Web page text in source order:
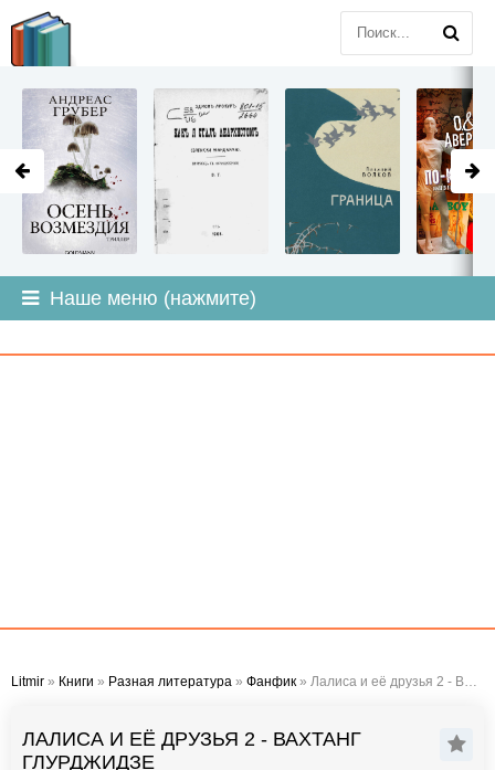
Наше меню (нажмите)
Litmir » Книги » Разная литература » Фанфик » Лалиса и её друзья 2 - Вахтанг Глурджидзе
ЛАЛИСА И ЕЁ ДРУЗЬЯ 2 - ВАХТАНГ
ГЛУРДЖИДЗЕ
LITMIR.ORG